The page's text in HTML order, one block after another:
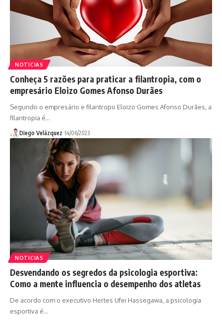
NOTICIAS
Conheça 5 razões para praticar a filantropia, com o
empresário Eloizo Gomes Afonso Durães
Segundo o empresário e filantropo Eloizo Gomes Afonso Durães, a
filantropia é…
Diego Velázquez 14/06/2023
NOTICIAS
Desvendando os segredos da psicologia esportiva:
Como a mente influencia o desempenho dos atletas
De acordo com o executivo Hertes Ufei Hassegawa, a psicologia
esportiva é…